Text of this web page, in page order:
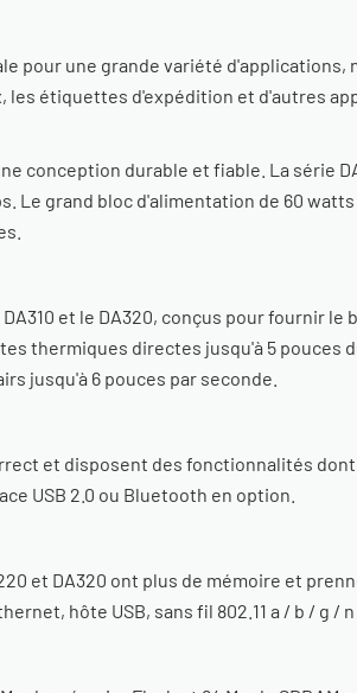
pour une grande variété d'applications,
étiquettes d'expédition et d'autres
conception durable et fiable. La série
Le grand bloc d'alimentation de 60
et le DA320, conçus pour fournir
thermiques directes jusqu'à 5 pouces
jusqu'à 6 pouces par seconde.
et disposent des fonctionnalités
USB 2.0 ou Bluetooth en option.
et DA320 ont plus de mémoire et
hôte USB, sans fil 802.11 a / b / g /